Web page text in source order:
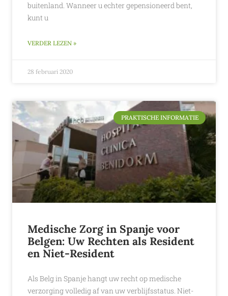
buitenland. Wanneer u echter gepensioneerd bent,
kunt u
VERDER LEZEN »
28 februari 2020
PRAKTISCHE INFORMATIE
Medische Zorg in Spanje voor
Belgen: Uw Rechten als Resident
en Niet-Resident
Als Belg in Spanje hangt uw recht op medische
verzorging volledig af van uw verblijfsstatus. Niet-